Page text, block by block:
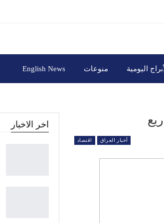
اليومية منوعات English News
أخبار العراق اقتصاد
اخر الاخبار